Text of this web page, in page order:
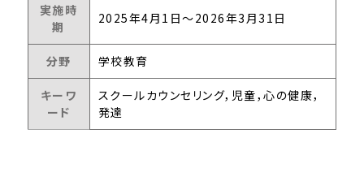
実施時
期
2025年4月1日～2026年3月31日
分野 学校教育
キーワ
ード
スクールカウンセリング，児童，心の健康，
発達